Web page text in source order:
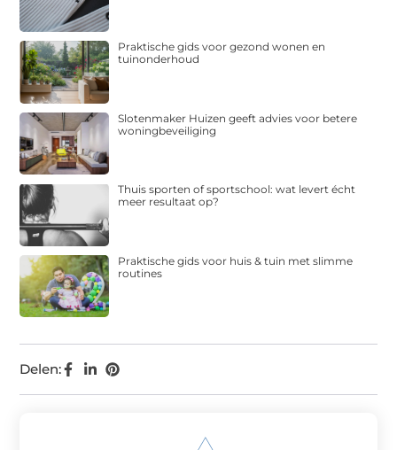
Delen:
Praktische gids voor gezond wonen en
tuinonderhoud
Slotenmaker Huizen geeft advies voor betere
woningbeveiliging
Thuis sporten of sportschool: wat levert écht
meer resultaat op?
Praktische gids voor huis & tuin met slimme
routines